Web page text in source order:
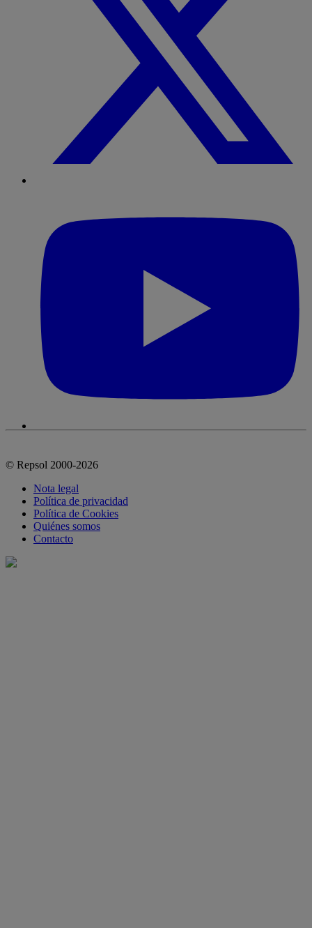
© Repsol 2000-2026
Nota legal
Política de privacidad
Política de Cookies
Quiénes somos
Contacto